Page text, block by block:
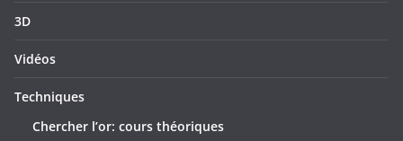
3D
Vidéos
Techniques
Chercher l’or: cours théoriques